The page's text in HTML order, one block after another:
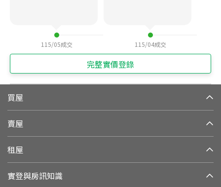
115/05成交 115/04成交
完整實價登錄
買屋
賣屋
租屋
實登與房訊知識